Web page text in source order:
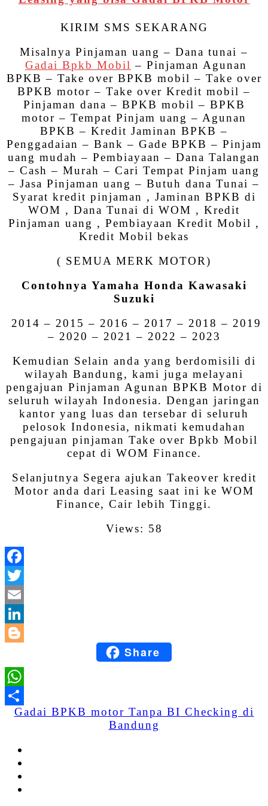
KIRIM SMS SEKARANG
Misalnya Pinjaman uang – Dana tunai –
Gadai Bpkb Mobil – Pinjaman Agunan
BPKB – Take over BPKB mobil – Take over
BPKB motor – Take over Kredit mobil –
Pinjaman dana – BPKB mobil – BPKB
motor – Tempat Pinjam uang – Agunan
BPKB – Kredit Jaminan BPKB –
Penggadaian – Bank – Gade BPKB – Pinjam
uang mudah – Pembiayaan – Dana Talangan
– Cash – Murah – Cari Tempat Pinjam uang
– Jasa Pinjaman uang – Butuh dana Tunai –
Syarat kredit pinjaman , Jaminan BPKB di
WOM , Dana Tunai di WOM , Kredit
Pinjaman uang , Pembiayaan Kredit Mobil ,
Kredit Mobil bekas
( SEMUA MERK MOTOR)
Contohnya Yamaha Honda Kawasaki
Suzuki
2014 – 2015 – 2016 – 2017 – 2018 – 2019
– 2020 – 2021 – 2022 – 2023
Kemudian Selain anda yang berdomisili di
wilayah Bandung, kami juga melayani
pengajuan Pinjaman Agunan BPKB Motor di
seluruh wilayah Indonesia. Dengan jaringan
kantor yang luas dan tersebar di seluruh
pelosok Indonesia, nikmati kemudahan
pengajuan pinjaman Take over Bpkb Mobil
cepat di WOM Finance.
Selanjutnya Segera ajukan Takeover kredit
Motor anda dari Leasing saat ini ke WOM
Finance, Cair lebih Tinggi.
Views: 58
BloggerShare
Share
Gadai BPKB motor Tanpa BI Checking di
Bandung